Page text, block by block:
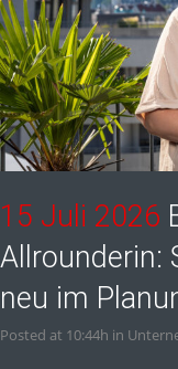
15 Juli 2026
Allrounderin:
neu im
Posted at 10:44h in